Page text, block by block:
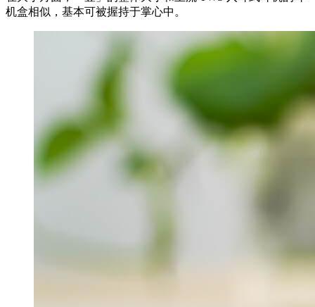
机盒相似，基本可被握持于掌心中。